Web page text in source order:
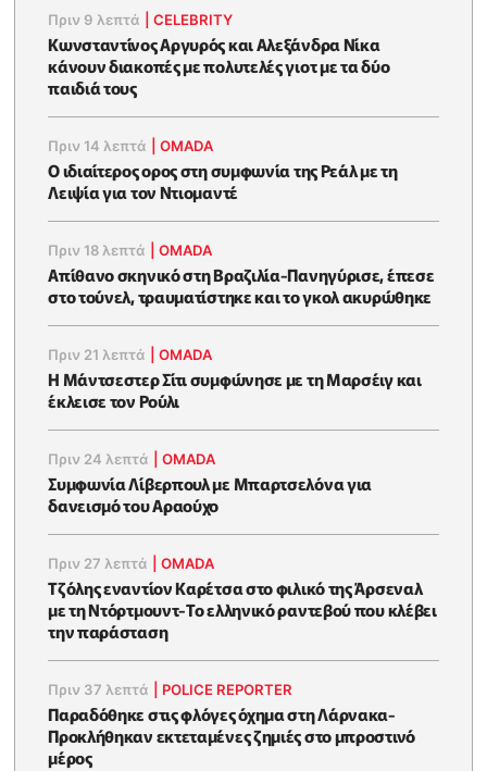
Πριν 9 λεπτά |CELEBRITY
Κωνσταντίνος Αργυρός και Αλεξάνδρα Νίκα
κάνουν διακοπές με πολυτελές γιοτ με τα δύο
παιδιά τους
Πριν 14 λεπτά |OMADA
Ο ιδιαίτερος ορος στη συμφωνία της Ρεάλ με τη
Λειψία για τον Ντιομαντέ
Πριν 18 λεπτά |OMADA
Απίθανο σκηνικό στη Βραζιλία-Πανηγύρισε, έπεσε
στο τούνελ, τραυματίστηκε και το γκολ ακυρώθηκε
Πριν 21 λεπτά |OMADA
Η Μάντσεστερ Σίτι συμφώνησε με τη Μαρσέιγ και
έκλεισε τον Ρούλι
Πριν 24 λεπτά |OMADA
Συμφωνία Λίβερπουλ με Μπαρτσελόνα για
δανεισμό του Αραούχο
Πριν 27 λεπτά |OMADA
Τζόλης εναντίον Καρέτσα στο φιλικό της Άρσεναλ
με τη Ντόρτμουντ-Το ελληνικό ραντεβού που κλέβει
την παράσταση
Πριν 37 λεπτά POLICE REPORTER
Παραδόθηκε στις φλόγες όχημα στη Λάρνακα-
Προκλήθηκαν εκτεταμένες ζημιές στο μπροστινό
μέρος